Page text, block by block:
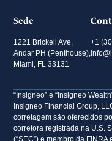
Sede
1221 Brickell Ave,
Andar PH (Penthouse),
Miami, FL 33131
+1
“Insigneo” e “Insigneo
Insigneo Financial Group,
corretagem são oferecidos
corretora registrada na U.S.